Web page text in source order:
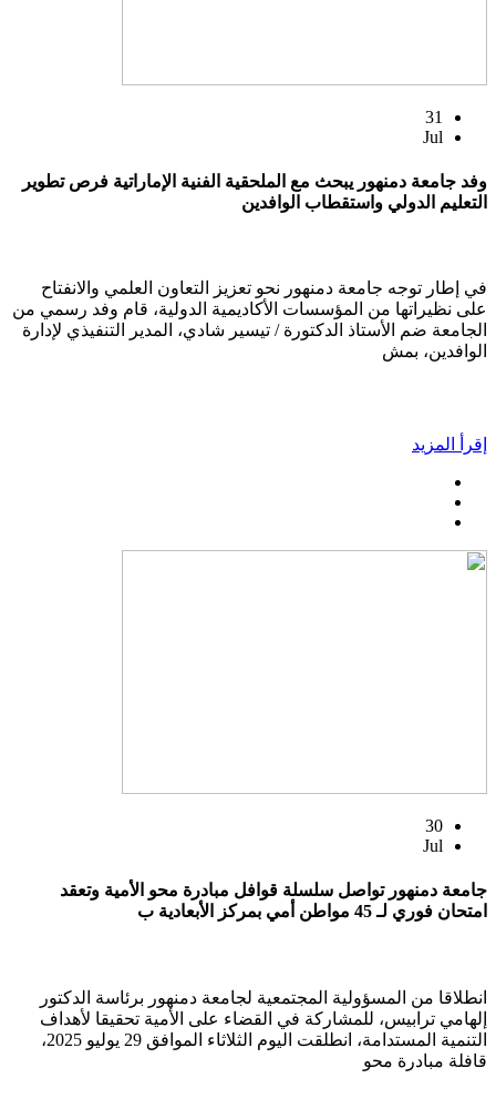
31
Jul
وفد جامعة دمنهور يبحث مع الملحقية الفنية الإماراتية فرص تطوير
التعليم الدولي واستقطاب الوافدين
في إطار توجه جامعة دمنهور نحو تعزيز التعاون العلمي والانفتاح
على نظيراتها من المؤسسات الأكاديمية الدولية، قام وفد رسمي من
الجامعة ضم الأستاذ الدكتورة / تيسير شادي، المدير التنفيذي لإدارة
الوافدين، بمش
إقرأ المزيد
30
Jul
جامعة دمنهور تواصل سلسلة قوافل مبادرة محو الأمية وتعقد
امتحان فوري لـ 45 مواطن أمي بمركز الأبعادية ب
انطلاقا من المسؤولية المجتمعية لجامعة دمنهور برئاسة الدكتور
إلهامي ترابيس، للمشاركة في القضاء على الأمية تحقيقا لأهداف
التنمية المستدامة، انطلقت اليوم الثلاثاء الموافق 29 يوليو 2025،
قافلة مبادرة محو